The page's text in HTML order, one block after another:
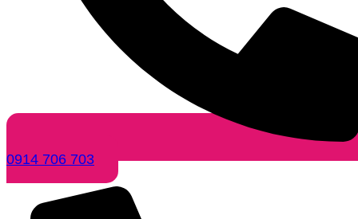
0914 706 703